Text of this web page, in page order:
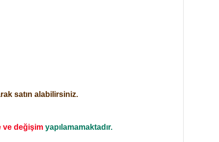
satın alabilirsiniz.
ve değişim yapılamamaktadır.